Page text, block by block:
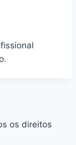
os direitos